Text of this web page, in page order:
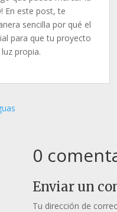
En este post, te
sencilla por qué el
para que tu proyecto
propia.
0
Enviar un
Tu dirección de